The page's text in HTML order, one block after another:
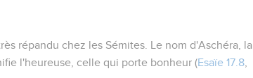
répandu chez les Sémites. Le nom d'Aschéra, la
l'heureuse, celle qui porte bonheur (Esaïe 17.8